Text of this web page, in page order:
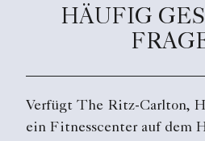
HÄUFIG
Verfügt The Ritz-Carlton,
ein Fitnesscenter auf dem